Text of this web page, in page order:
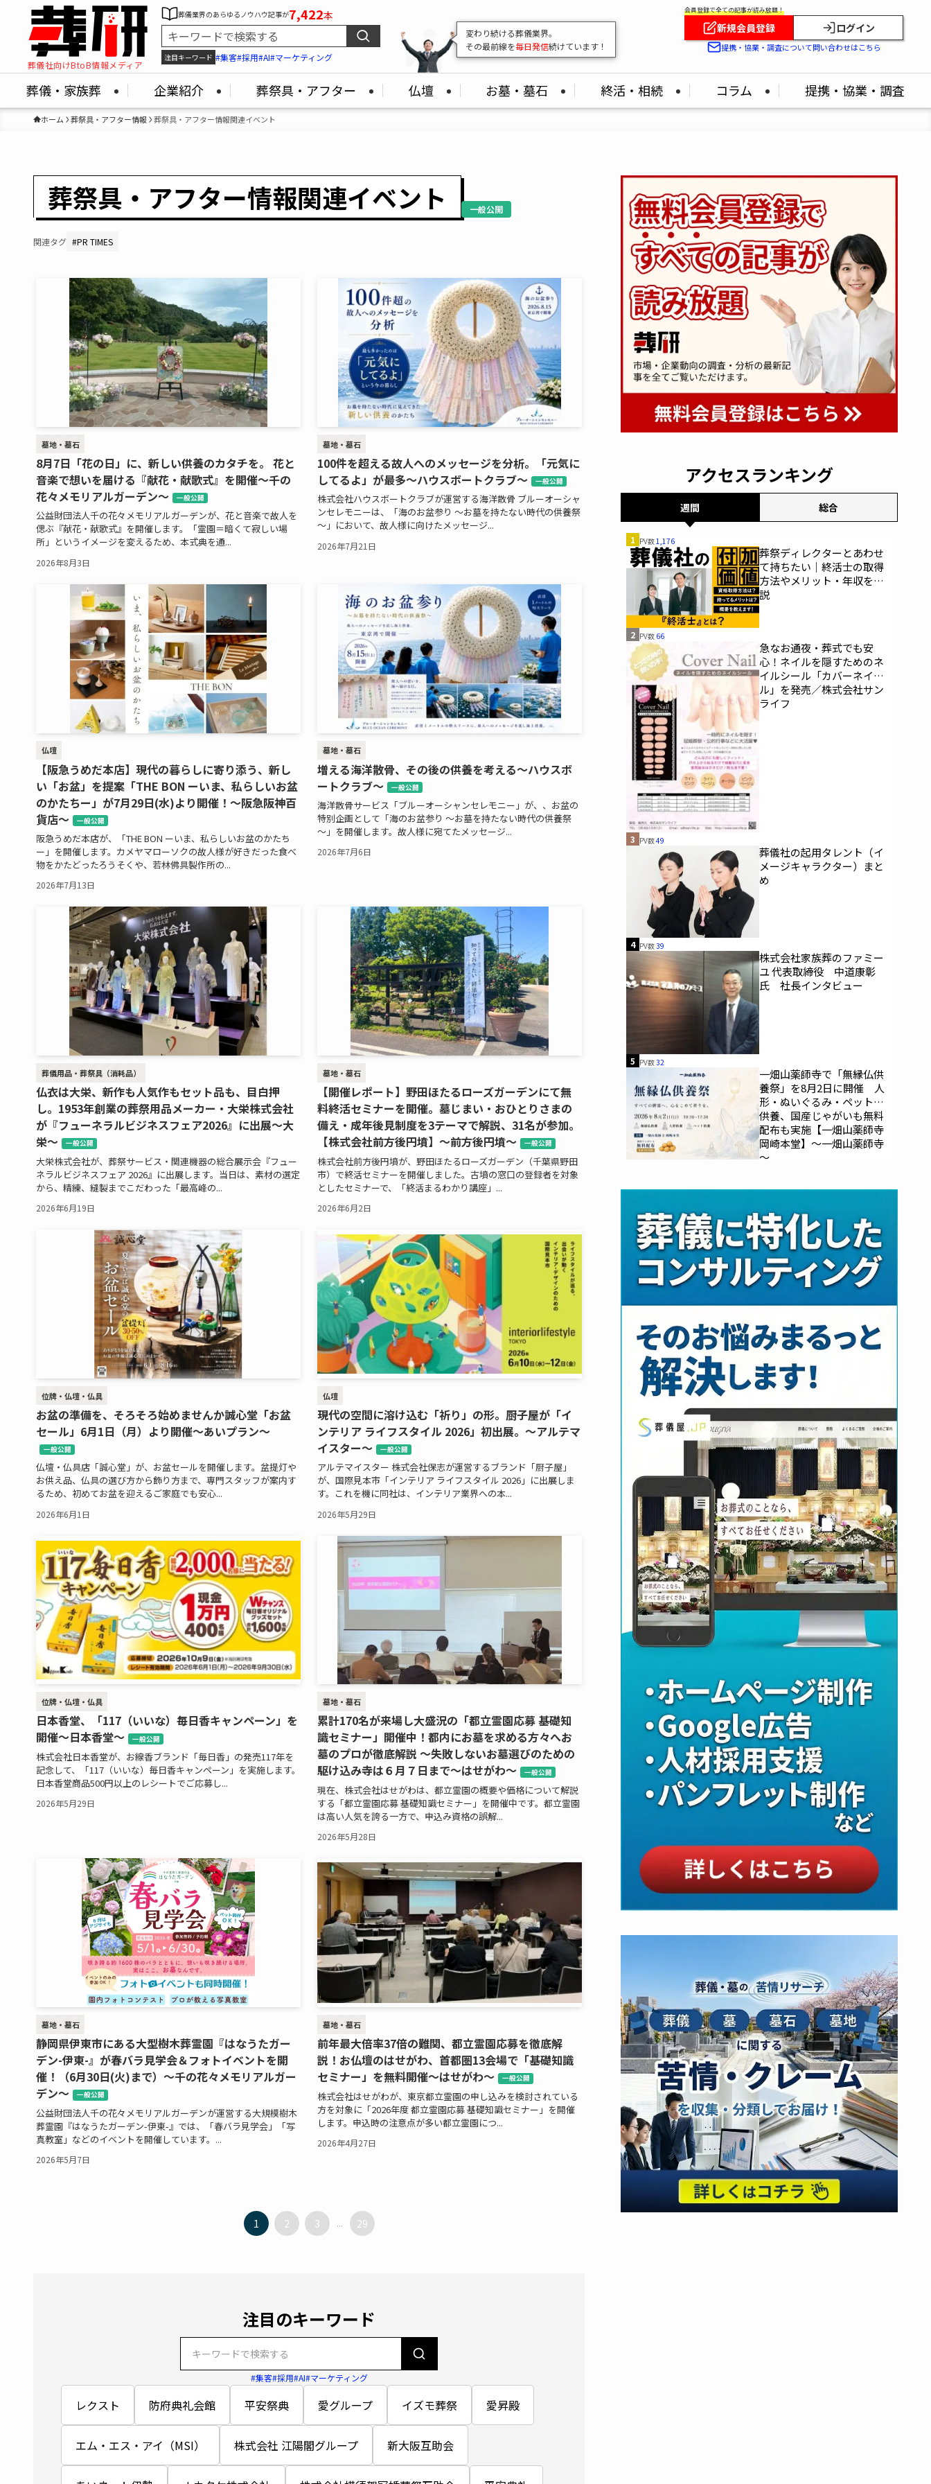
葬儀社向けBtoB情報メディア
葬儀業界のあらゆるノウハウ記事が7,422本
注目キーワード #集客#採用#AI#マーケティング
変わり続ける葬儀業界。
その最前線を毎日発信続けています！
会員登録で全ての記事が読み放題！
新規会員登録 ログイン
提携・協業・調査について問い合わせはこちら
葬儀・家族葬 企業紹介 葬祭具・アフター 仏壇 お墓・墓石 終活・相続 コラム 提携・協業・調査
ホーム 葬祭具・アフター情報 葬祭具・アフター情報関連イベント
葬祭具・アフター情報関連イベント 一般公開
関連タグ #PR TIMES
墓地・墓石
8月7日「花の日」に、新しい供養のカタチを。 花と
音楽で想いを届ける『献花・献歌式』を開催～千の
花々メモリアルガーデン～
一般公開
公益財団法人千の花々メモリアルガーデンが、花と音楽で故人を
偲ぶ『献花・献歌式』を開催します。「霊園＝暗くて寂しい場
所」というイメージを変えるため、本式典を通...
2026年8月3日
墓地・墓石
100件を超える故人へのメッセージを分析。「元気に
してるよ」が最多～ハウスボートクラブ～
一般公開
株式会社ハウスボートクラブが運営する海洋散骨 ブルーオーシャ
ンセレモニーは、「海のお盆参り ～お墓を持たない時代の供養祭
～」において、故人様に向けたメッセージ...
2026年7月21日
仏壇
【阪急うめだ本店】現代の暮らしに寄り添う、新し
い「お盆」を提案「THE BON ーいま、私らしいお盆
のかたちー」が7月29日(水)より開催！～阪急阪神百
貨店～
一般公開
阪急うめだ本店が、「THE BON ーいま、私らしいお盆のかたち
ー」を開催します。カメヤマローソクの故人様が好きだった食べ
物をかたどったろうそくや、若林佛具製作所の...
2026年7月13日
墓地・墓石
増える海洋散骨、その後の供養を考える～ハウスボ
ートクラブ～
一般公開
海洋散骨サービス「ブルーオーシャンセレモニー」が、、お盆の
特別企画として「海のお盆参り ～お墓を持たない時代の供養祭
～」を開催します。故人様に宛てたメッセージ...
2026年7月6日
葬儀用品・葬祭具（消耗品）
仏衣は大栄、新作も人気作もセット品も、目白押
し。1953年創業の葬祭用品メーカー・大栄株式会社
が『フューネラルビジネスフェア2026』に出展～大
栄～
一般公開
大栄株式会社が、葬祭サービス・関連機器の総合展示会『フュー
ネラルビジネスフェア 2026』に出展します。当日は、素材の選定
から、精練、縫製までこだわった「最高峰の...
2026年6月19日
墓地・墓石
【開催レポート】野田ほたるローズガーデンにて無
料終活セミナーを開催。墓じまい・おひとりさまの
備え・成年後見制度を3テーマで解説、31名が参加。
【株式会社前方後円墳】～前方後円墳～
一般公開
株式会社前方後円墳が、野田ほたるローズガーデン（千葉県野田
市）で終活セミナーを開催しました。古墳の窓口の登録者を対象
としたセミナーで、「終活まるわかり講座」...
2026年6月2日
位牌・仏壇・仏具
お盆の準備を、そろそろ始めませんか誠心堂「お盆
セール」6月1日（月）より開催～あいプラン～
一般公開
仏壇・仏具店「誠心堂」が、お盆セールを開催します。盆提灯や
お供え品、仏具の選び方から飾り方まで、専門スタッフが案内す
るため、初めてお盆を迎えるご家庭でも安心...
2026年6月1日
仏壇
現代の空間に溶け込む「祈り」の形。厨子屋が「イ
ンテリア ライフスタイル 2026」初出展。～アルテマ
イスター～
一般公開
アルテマイスター 株式会社保志が運営するブランド「厨子屋」
が、国際見本市「インテリア ライフスタイル 2026」に出展しま
す。これを機に同社は、インテリア業界への本...
2026年5月29日
位牌・仏壇・仏具
日本香堂、「117（いいな）毎日香キャンペーン」を
開催～日本香堂～
一般公開
株式会社日本香堂が、お線香ブランド「毎日香」の発売117年を
記念して、「117（いいな）毎日香キャンペーン」を実施します。
日本香堂商品500円以上のレシートでご応募し...
2026年5月29日
墓地・墓石
累計170名が来場し大盛況の「都立霊園応募 基礎知
識セミナー」開催中！都内にお墓を求める方々へお
墓のプロが徹底解説 ～失敗しないお墓選びのための
駆け込み寺は６月７日まで～はせがわ～
一般公開
現在、株式会社はせがわは、都立霊園の概要や価格について解説
する「都立霊園応募 基礎知識セミナー」を開催中です。都立霊園
は高い人気を誇る一方で、申込み資格の誤解...
2026年5月28日
墓地・墓石
静岡県伊東市にある大型樹木葬霊園『はなうたガー
デン-伊東-』が春バラ見学会＆フォトイベントを開
催！（6月30日(火)まで）～千の花々メモリアルガー
デン～
一般公開
公益財団法人千の花々メモリアルガーデンが運営する大規模樹木
葬霊園『はなうたガーデン-伊東-』では、「春バラ見学会」「写
真教室」などのイベントを開催しています。...
2026年5月7日
墓地・墓石
前年最大倍率37倍の難関、都立霊園応募を徹底解
説！お仏壇のはせがわ、首都圏13会場で「基礎知識
セミナー」を無料開催～はせがわ～
一般公開
株式会社はせがわが、東京都立霊園の申し込みを検討されている
方を対象に「2026年度 都立霊園応募 基礎知識セミナー」を開催
します。申込時の注意点が多い都立霊園につ...
2026年4月27日
1 2 3 ... 29
注目のキーワード
#集客#採用#AI#マーケティング
レクスト 防府典礼会館 平安祭典 愛グループ イズモ葬祭 愛昇殿
エム・エス・アイ（MSI） 株式会社 江陽閣グループ 新大阪互助会
アクセスランキング
週間 総合
1 PV数1,176
葬祭ディレクターとあわせ
て持ちたい｜終活士の取得
方法やメリット・年収を解
説
2 PV数 66
急なお通夜・葬式でも安
心！ネイルを隠すためのネ
イルシール「カバーネイ
ル」を発売／株式会社サン
ライフ
3 PV数49
葬儀社の起用タレント（イ
メージキャラクター）まと
め
4 PV数39
株式会社家族葬のファミー
ユ 代表取締役 中道康彰
氏 社長インタビュー
5 PV数32
一畑山薬師寺で「無縁仏供
養祭」を8月2日に開催 人
形・ぬいぐるみ・ペットの
供養、国産じゃがいも無料
配布も実施【一畑山薬師寺
岡崎本堂】～一畑山薬師寺
～